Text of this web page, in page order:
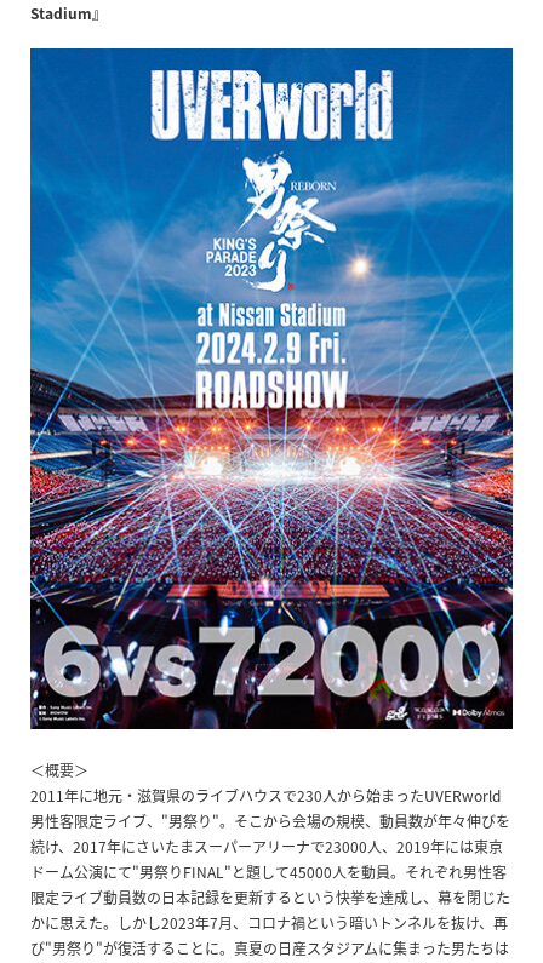
Stadium』
＜概要＞
2011年に地元・滋賀県のライブハウスで230人から始まったUVERworld
男性客限定ライブ、"男祭り"。そこから会場の規模、動員数が年々伸びを
続け、2017年にさいたまスーパーアリーナで23000人、2019年には東京
ドーム公演にて"男祭りFINAL"と題して45000人を動員。それぞれ男性客
限定ライブ動員数の日本記録を更新するという快挙を達成し、幕を閉じた
かに思えた。しかし2023年7月、コロナ禍という暗いトンネルを抜け、再
び"男祭り"が復活することに。真夏の日産スタジアムに集まった男たちは